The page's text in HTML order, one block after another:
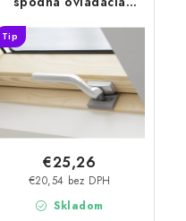
Tip
Skladom
€20,54 bez DPH
€25,26